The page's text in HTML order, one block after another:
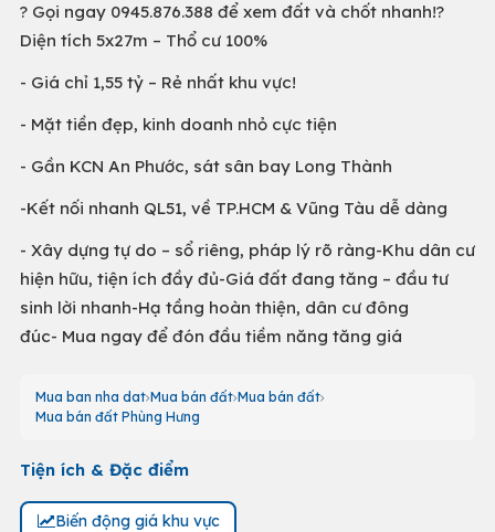
? Gọi ngay 0945.876.388 để xem đất và chốt nhanh!?
Diện tích 5x27m – Thổ cư 100%
- Giá chỉ 1,55 tỷ – Rẻ nhất khu vực!
- Mặt tiền đẹp, kinh doanh nhỏ cực tiện
- Gần KCN An Phước, sát sân bay Long Thành
-Kết nối nhanh QL51, về TP.HCM & Vũng Tàu dễ dàng
- Xây dựng tự do – sổ riêng, pháp lý rõ ràng-Khu dân cư
hiện hữu, tiện ích đầy đủ-Giá đất đang tăng – đầu tư
sinh lời nhanh-Hạ tầng hoàn thiện, dân cư đông
đúc- Mua ngay để đón đầu tiềm năng tăng giá
Mua ban nha dat Mua bán đất Mua bán đất
Mua bán đất Phùng Hưng
Tiện ích & Đặc điểm
Biến động giá khu vực